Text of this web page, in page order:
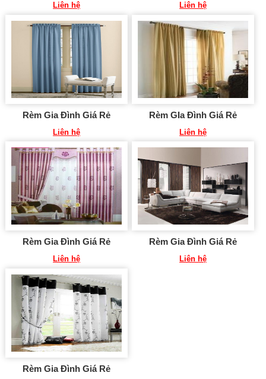
Liên hệ Liên hệ
Rèm Gia Đình Giá Rẻ
Liên hệ
Rèm GIa Đình Giá Rẻ
Liên hệ
Rèm Gia Đình Giá Rẻ
Liên hệ
Rèm Gia Đình Giá Rẻ
Liên hệ
Rèm Gia Đình Giá Rẻ